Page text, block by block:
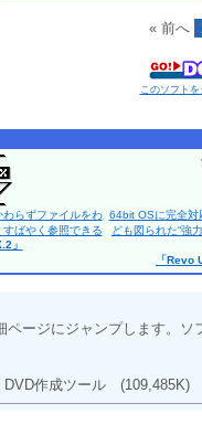
« 前へ
このソフト
らずファイルをわ
ばやく参照できる
」
64bit OSに完全対
ども図られた“強
「Revo
ージにジャンプします。
DVD作成ツール (109,485K)